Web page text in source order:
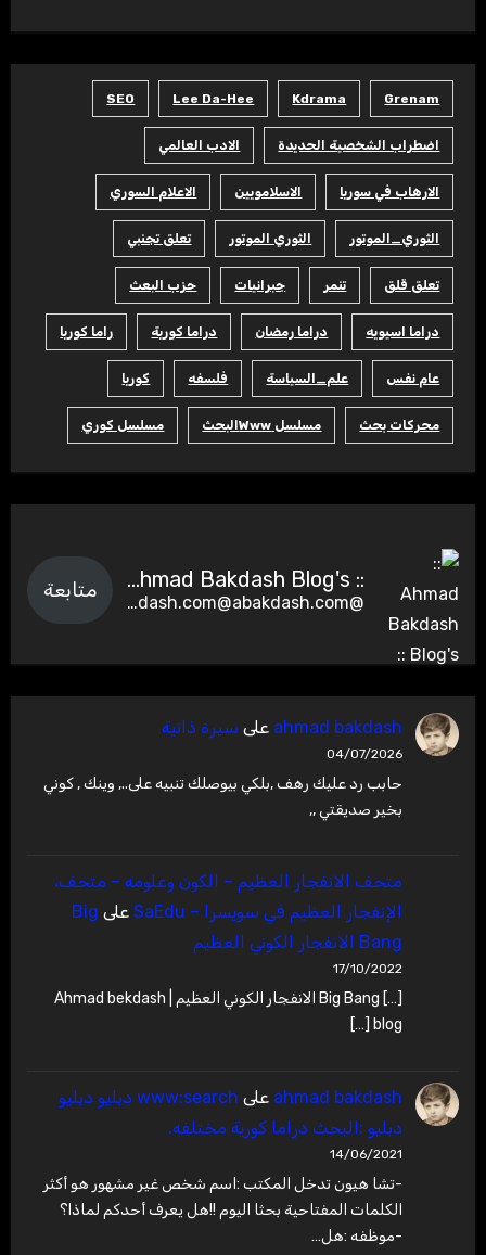
Grenam
Kdrama
Lee Da-Hee
SEO
اضطراب الشخصية الحديدة الادب العالمي
الارهاب في سوريا الاسلامويين الاعلام السوري
الثوري_الموتور الثوري الموتور تعلق تجنبي
تعلق قلق تنمر جبرانيات حزب البعث
دراما اسيويه دراما رمضان دراما كورية راما كوريا
عام نفس علم_السياسة فلسفه كوريا
محركات بحث مسلسل Wwwالبحث مسلسل كوري
:: Ahmad Bakdash Blog's ::
@abakdash.com@abakdash.com
متابعة
ahmad bakdash على سيرة ذاتية
04/07/2026
حابب رد عليك رهف ,بلكي بيوصلك تنبيه على.., وينك , كوني
بخير صديقتي ,,
متحف الانفجار العظيم – ‫الكون وعلومه – متحف،
الإنفجار العظيم في سويسرا – SaEdu
على Big
Bang الانفجار الكوني العظيم
17/10/2022
[…] Big Bang الانفجار الكوني العظيم | Ahmad bekdash
blog […]
ahmad bakdash على
www:search دبليو دبليو
دبليو :البحث دراما كورية مختلفه.
14/06/2021
-تشا هيون تدخل المكتب :اسم شخص غير مشهور هو أكثر
الكلمات المفتاحية بحثا اليوم !!هل يعرف أحدكم لماذا؟
-موظفه :هل…